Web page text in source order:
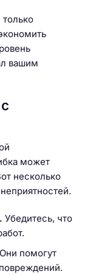
вашим
может
несколько
Убедитесь, что
Они помогут